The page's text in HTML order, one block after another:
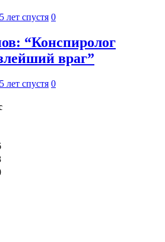
5 лет спустя 0
“Конспиролог
враг”
5 лет спустя 0